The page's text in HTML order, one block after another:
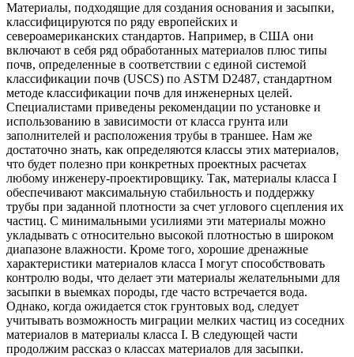
Материалы, подходящие для создания основания и засыпки,
классифицируются по ряду европейских и
североамериканских стандартов. Например, в США они
включают в себя ряд обработанных материалов плюс типы
почв, определенные в соответствии с единой системой
классификации почв (USCS) по ASTM D2487, стандартном
методе классификации почв для инженерных целей.
Специалистами приведены рекомендации по установке и
использованию в зависимости от класса грунта или
заполнителей и расположения трубы в траншее. Нам же
достаточно знать, как определяются классы этих материалов,
что будет полезно при конкретных проектных расчетах
любому инженеру-проектировщику. Так, материалы класса I
обеспечивают максимальную стабильность и поддержку
трубы при заданной плотности за счет углового сцепления их
частиц. С минимальными усилиями эти материалы можно
укладывать с относительно высокой плотностью в широком
диапазоне влажности. Кроме того, хорошие дренажные
характеристики материалов класса I могут способствовать
контролю воды, что делает эти материалы желательными для
засыпки в выемках породы, где часто встречается вода.
Однако, когда ожидается сток грунтовых вод, следует
учитывать возможность миграции мелких частиц из соседних
материалов в материалы класса I. В следующей части
продолжим рассказ о классах материалов для засыпки.